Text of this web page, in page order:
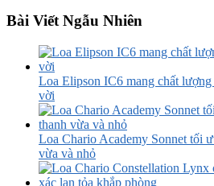
Bài Viết Ngẫu Nhiên
Loa Elipson IC6 mang chất
vời
Loa Chario Academy Sonnet tối
vừa và nhỏ